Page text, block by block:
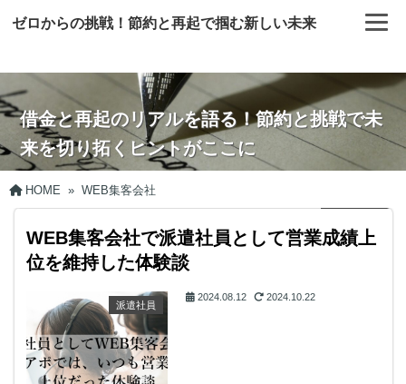
ゼロからの挑戦！節約と再起で掴む新しい未来
借金と再起のリアルを語る！節約と挑戦で未
来を切り拓くヒントがここに
HOME » WEB集客会社
WEB集客会社で派遣社員として営業成績上
位を維持した体験談
派遣社員
2024.08.12 2024.10.22